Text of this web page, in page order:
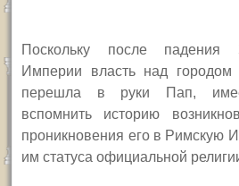
Поскольку после падения
Империи власть над городом
перешла в руки Пап,
вспомнить историю
проникновения его в Римскую
им статуса официальной